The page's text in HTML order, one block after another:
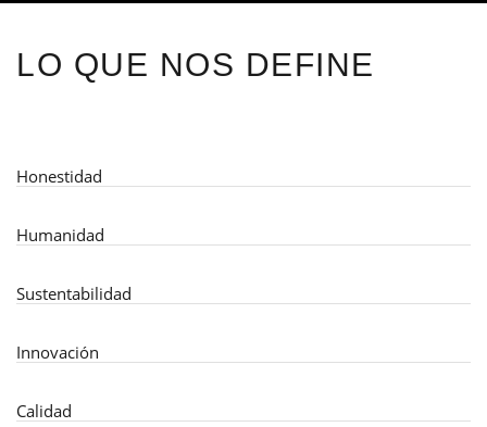
LO QUE NOS DEFINE
Honestidad
Humanidad
Sustentabilidad
Innovación
Calidad